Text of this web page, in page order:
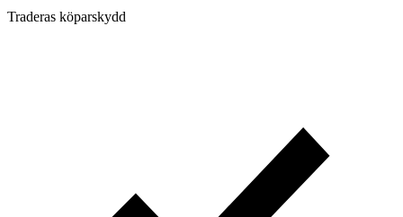
Traderas köparskydd